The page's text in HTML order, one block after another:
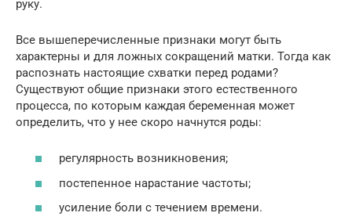
руку.
Все вышеперечисленные признаки могут быть
характерны и для ложных сокращений матки. Тогда как
распознать настоящие схватки перед родами?
Существуют общие признаки этого естественного
процесса, по которым каждая беременная может
определить, что у нее скоро начнутся роды:
регулярность возникновения;
постепенное нарастание частоты;
усиление боли с течением времени.